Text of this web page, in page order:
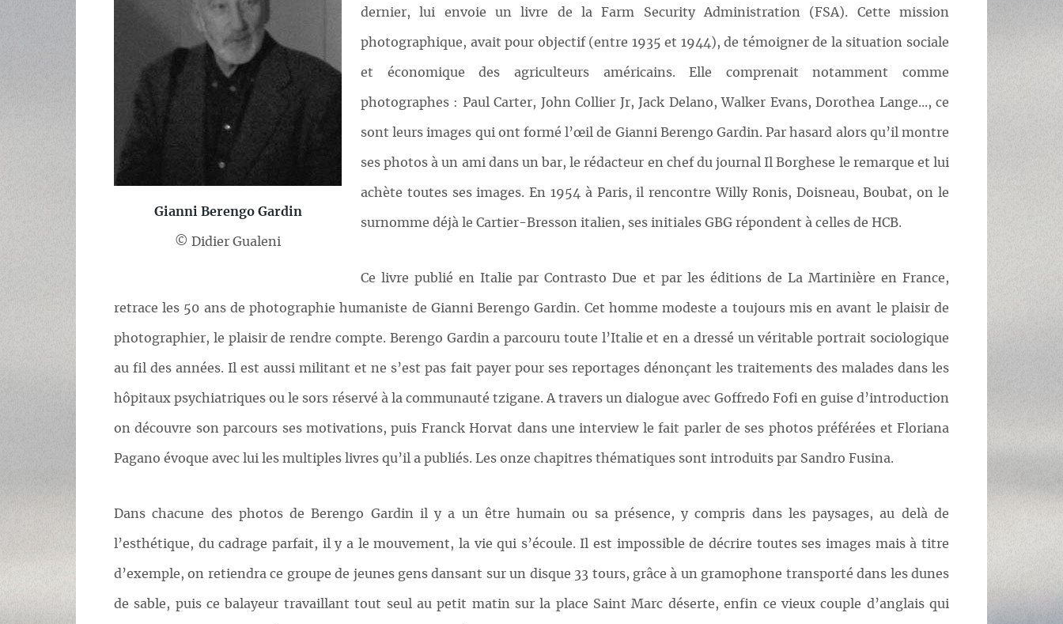
Gianni Berengo Gardin
© Didier Gualeni
dernier, lui envoie un livre de la Farm Security Administration (FSA). Cette mission
photographique, avait pour objectif (entre 1935 et 1944), de témoigner de la situation sociale
et économique des agriculteurs américains. Elle comprenait notamment comme
photographes : Paul Carter, John Collier Jr, Jack Delano, Walker Evans, Dorothea Lange..., ce
sont leurs images qui ont formé l’œil de Gianni Berengo Gardin. Par hasard alors qu’il montre
ses photos à un ami dans un bar, le rédacteur en chef du journal Il Borghese le remarque et lui
achète toutes ses images. En 1954 à Paris, il rencontre Willy Ronis, Doisneau, Boubat, on le
surnomme déjà le Cartier-Bresson italien, ses initiales GBG répondent à celles de HCB.
Ce livre publié en Italie par Contrasto Due et par les éditions de La Martinière en France,
retrace les 50 ans de photographie humaniste de Gianni Berengo Gardin. Cet homme modeste a toujours mis en avant le plaisir de
photographier, le plaisir de rendre compte. Berengo Gardin a parcouru toute l’Italie et en a dressé un véritable portrait sociologique
au fil des années. Il est aussi militant et ne s’est pas fait payer pour ses reportages dénonçant les traitements des malades dans les
hôpitaux psychiatriques ou le sors réservé à la communauté tzigane. A travers un dialogue avec Goffredo Fofi en guise d’introduction
on découvre son parcours ses motivations, puis Franck Horvat dans une interview le fait parler de ses photos préférées et Floriana
Pagano évoque avec lui les multiples livres qu’il a publiés. Les onze chapitres thématiques sont introduits par Sandro Fusina.
Dans chacune des photos de Berengo Gardin il y a un être humain ou sa présence, y compris dans les paysages, au delà de
l’esthétique, du cadrage parfait, il y a le mouvement, la vie qui s’écoule. Il est impossible de décrire toutes ses images mais à titre
d’exemple, on retiendra ce groupe de jeunes gens dansant sur un disque 33 tours, grâce à un gramophone transporté dans les dunes
de sable, puis ce balayeur travaillant tout seul au petit matin sur la place Saint Marc déserte, enfin ce vieux couple d’anglais qui